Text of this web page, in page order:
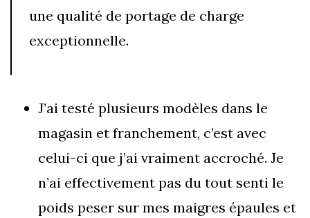
une qualité de portage de charge
exceptionnelle.
J’ai testé plusieurs modèles dans le
magasin et franchement, c’est avec
celui-ci que j’ai vraiment accroché. Je
n’ai effectivement pas du tout senti le
poids peser sur mes maigres épaules et